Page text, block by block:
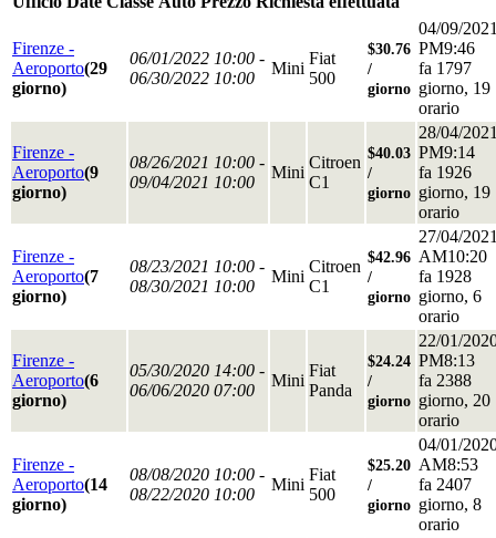
Firenze -
Aeroporto(29
giorno)
06/01/2022 10:00 -
06/30/2022 10:00
Mini
Fiat
500
$30.76
/
giorno
04/09/
PM9:46
fa 1797
giorno, 19
orario
Firenze -
Aeroporto(9
giorno)
08/26/2021 10:00 -
09/04/2021 10:00
Mini
Citroen
C1
$40.03
/
giorno
28/04/
PM9:14
fa 1926
giorno, 19
orario
Firenze -
Aeroporto(7
giorno)
08/23/2021 10:00 -
08/30/2021 10:00
Mini
Citroen
C1
$42.96
/
giorno
27/04/
AM10:20
fa 1928
giorno, 6
orario
Firenze -
Aeroporto(6
giorno)
05/30/2020 14:00 -
06/06/2020 07:00
Mini
Fiat
Panda
$24.24
/
giorno
22/01/
PM8:13
fa 2388
giorno, 20
orario
Firenze -
Aeroporto(14
giorno)
08/08/2020 10:00 -
08/22/2020 10:00
Mini
Fiat
500
$25.20
/
giorno
04/01/
AM8:53
fa 2407
giorno, 8
orario